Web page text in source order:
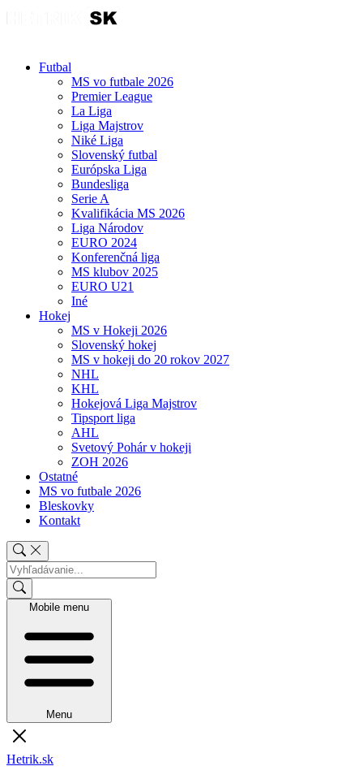
Futbal
MS vo futbale 2026
Premier League
La Liga
Liga Majstrov
Niké Liga
Slovenský futbal
Európska Liga
Bundesliga
Serie A
Kvalifikácia MS 2026
Liga Národov
EURO 2024
Konferenčná liga
MS klubov 2025
EURO U21
Iné
Hokej
MS v Hokeji 2026
Slovenský hokej
MS v hokeji do 20 rokov 2027
NHL
KHL
Hokejová Liga Majstrov
Tipsport liga
AHL
Svetový Pohár v hokeji
ZOH 2026
Ostatné
MS vo futbale 2026
Bleskovky
Kontakt
Mobile menu
Menu
Hetrik.sk